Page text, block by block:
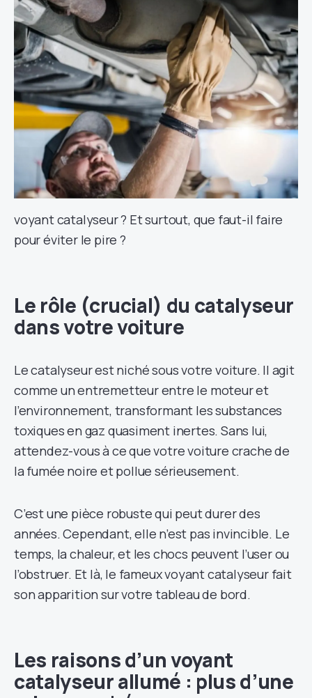
voyant catalyseur ? Et surtout, que faut-il faire
pour éviter le pire ?
Le rôle (crucial) du catalyseur
dans votre voiture
Le catalyseur est niché sous votre voiture. Il agit
comme un entremetteur entre le moteur et
l’environnement, transformant les substances
toxiques en gaz quasiment inertes. Sans lui,
attendez-vous à ce que votre voiture crache de
la fumée noire et pollue sérieusement.
C’est une pièce robuste qui peut durer des
années. Cependant, elle n’est pas invincible. Le
temps, la chaleur, et les chocs peuvent l’user ou
l’obstruer. Et là, le fameux voyant catalyseur fait
son apparition sur votre tableau de bord.
Les raisons d’un voyant
catalyseur allumé : plus d’une